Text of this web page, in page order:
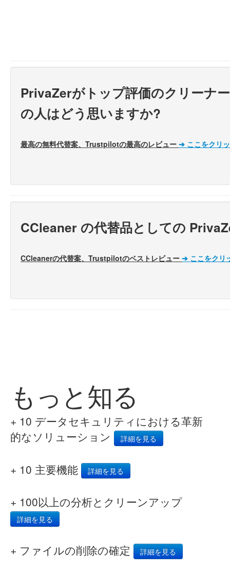
PrivaZerがトップ評価のクリーナ
の人はどう思いますか?
最高の無料代替案、Trustpilotの最高のレビュー ➔ ここをクリ
CCleaner の代替品としての
CCleanerの代替案、Trustpilotのベストレビュー ➔ ここをクリ
もっと知る
+ 10 データセキュリティにおける革新
的なソリューション
詳細を見る
+ 10 主要機能 詳細を見る
+ 100以上の分析とクリーンアップ
詳細を見る
+ ファイルの削除の確定 詳細を見る